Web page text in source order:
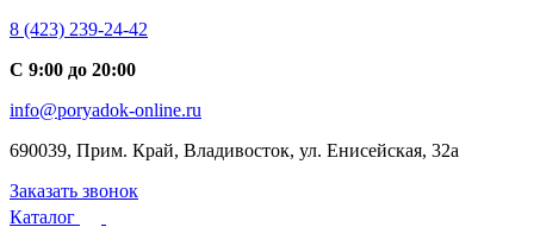
8 (423) 239-24-42
С 9:00 до 20:00
info@poryadok-online.ru
690039, Прим. Край, Владивосток, ул. Енисейская, 32а
Заказать звонок
Каталог